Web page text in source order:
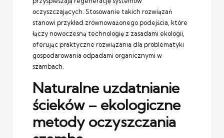
oczyszczających. Stosowanie takich rozwiązań
stanowi przykład zrównoważonego podejścia, które
łączy nowoczesną technologię z zasadami ekologii,
oferując praktyczne rozwiązania dla problematyki
gospodarowania odpadami organicznymi w
szambach.
Naturalne uzdatnianie
ścieków – ekologiczne
metody oczyszczania